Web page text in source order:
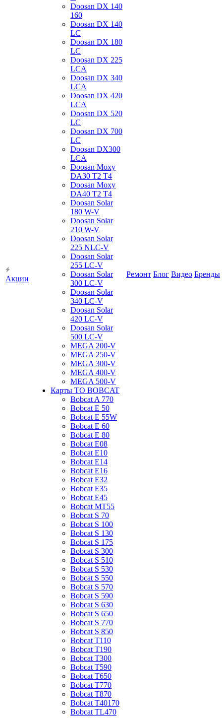
Акции
Doosan DX 140
160
Doosan DX 140
LC
Doosan DX 180
LC
Doosan DX 225
LCA
Doosan DX 340
LCA
Doosan DX 420
LCA
Doosan DX 520
LC
Doosan DX 700
LC
Doosan DX300
LCA
Doosan Moxy
DA30 T2 T4
Doosan Moxy
DA40 T2 T4
Doosan Solar
180 W-V
Doosan Solar
210 W-V
Doosan Solar
225 NLC-V
Doosan Solar
255 LC-V
Doosan Solar
300 LC-V
Doosan Solar
340 LC-V
Doosan Solar
420 LC-V
Doosan Solar
500 LC-V
MEGA 200-V
MEGA 250-V
MEGA 300-V
MEGA 400-V
MEGA 500-V
Карты ТО BOBCAT
Bobcat A 770
Bobcat E 50
Bobcat E 55W
Bobcat E 60
Bobcat E 80
Bobcat E08
Bobcat E10
Bobcat E14
Bobcat E16
Bobcat E32
Bobcat E35
Bobcat E45
Bobcat MT55
Bobcat S 70
Bobcat S 100
Bobcat S 130
Bobcat S 175
Bobcat S 300
Bobcat S 510
Bobcat S 530
Bobcat S 550
Bobcat S 570
Bobcat S 590
Bobcat S 630
Bobcat S 650
Bobcat S 770
Bobcat S 850
Bobcat T110
Bobcat T190
Bobcat T300
Bobcat T590
Bobcat T650
Bobcat T770
Bobcat T870
Bobcat T40170
Bobcat TL470
Ремонт Блог Видео Бренды